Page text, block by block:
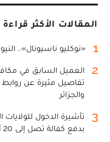
المقالات الأكثر قراءة
1 «نوكليو ناسيونال»..
2
العميل السابق في
تفاصيل مثيرة عن روابط
والجزائر
3
بدفع كفالة تصل إلى 20 ألف دولار